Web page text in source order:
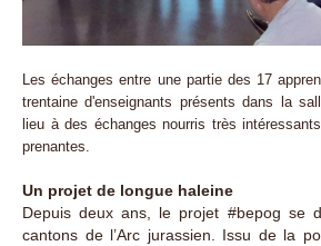
Les échanges entre une partie des 17
trentaine d'enseignants présents dans la
lieu à des échanges nourris très
prenantes.
Un projet de longue haleine
Depuis deux ans, le projet #bepog se
cantons de l’Arc jurassien. Issu de la